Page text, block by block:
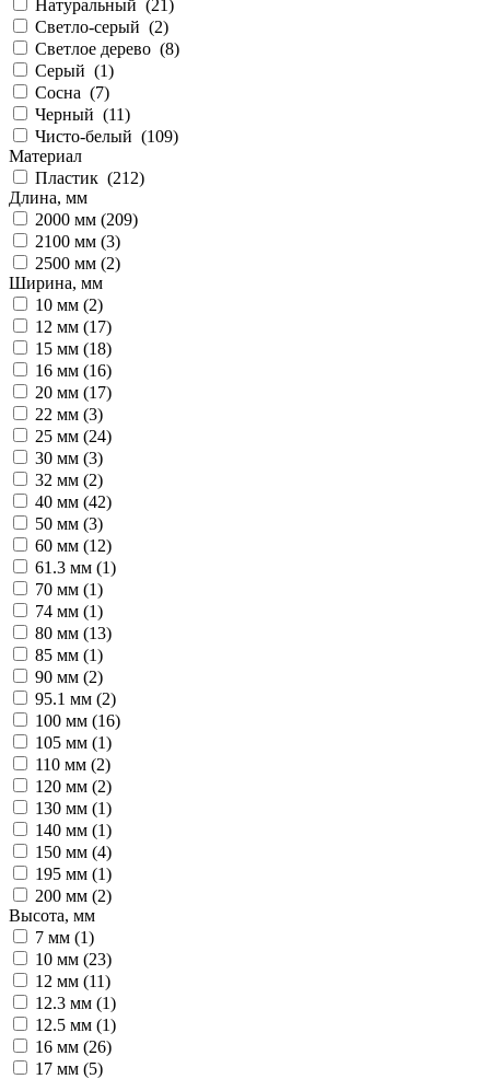
Натуральный (21 )
Светло-серый (2)
Светлое дерево (8)
Серый (1)
Сосна (7)
Черный (11)
Чисто-белый (109)
Материал
Пластик (212)
Длина, мм
2000 мм (209)
2100 мм (3)
2500 мм (2)
Ширина, мм
10 мм (2)
12 мм (17)
15 мм (18)
16 мм (16)
20 мм (17)
22 мм (3)
25 мм (24)
30 мм (3)
32 мм (2)
40 мм (42)
50 мм (3)
60 мм (12)
61.3 мм (1)
70 мм (1)
74 мм (1)
80 мм (13)
85 мм (1)
90 мм (2)
95.1 мм (2)
100 мм (16)
105 мм (1)
110 мм (2)
120 мм (2)
130 мм (1)
140 мм (1)
150 мм (4)
195 мм (1)
200 мм (2)
Высота, мм
7 мм (1)
10 мм (23)
12 мм (11)
12.3 мм (1)
12.5 мм (1)
16 мм (26)
17 мм (5)